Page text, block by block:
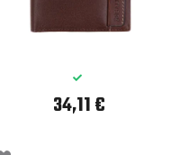
34,11 €